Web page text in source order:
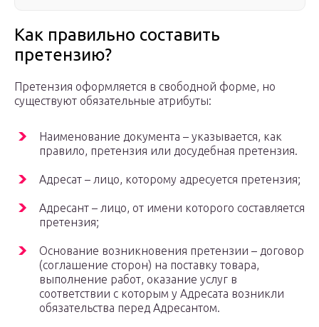
Как правильно составить
претензию?
Претензия оформляется в свободной форме, но
существуют обязательные атрибуты:
Наименование документа – указывается, как
правило, претензия или досудебная претензия.
Адресат – лицо, которому адресуется претензия;
Адресант – лицо, от имени которого составляется
претензия;
Основание возникновения претензии – договор
(соглашение сторон) на поставку товара,
выполнение работ, оказание услуг в
соответствии с которым у Адресата возникли
обязательства перед Адресантом.